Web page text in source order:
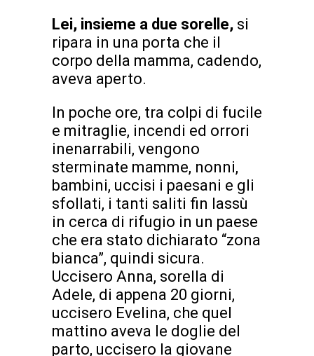
Lei, insieme a due sorelle, si
ripara in una porta che il
corpo della mamma, cadendo,
aveva aperto.
In poche ore, tra colpi di fucile
e mitraglie, incendi ed orrori
inenarrabili, vengono
sterminate mamme, nonni,
bambini, uccisi i paesani e gli
sfollati, i tanti saliti fin lassù
in cerca di rifugio in un paese
che era stato dichiarato “zona
bianca”, quindi sicura.
Uccisero Anna, sorella di
Adele, di appena 20 giorni,
uccisero Evelina, che quel
mattino aveva le doglie del
parto, uccisero la giovane